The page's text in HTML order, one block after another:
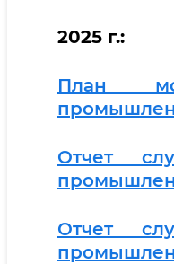
2025 г.:
План
Отчет
Отчет